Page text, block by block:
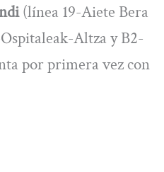
(línea 19-Aiete Bera
Altza y B2-
por primera vez con